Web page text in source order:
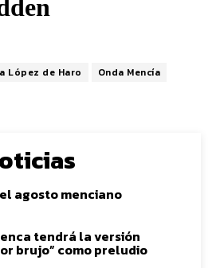
López de Haro Onda Mencía
agosto menciano
tendrá la versión
brujo” como preludio